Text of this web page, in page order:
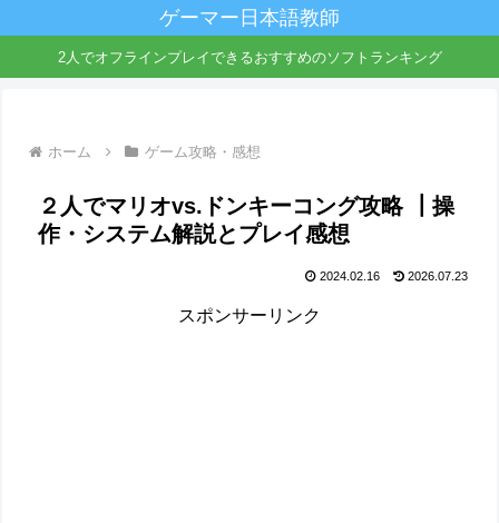
ゲーマー日本語教師
2人でオフラインプレイできるおすすめのソフトランキング
ホーム ゲーム攻略・感想
２人でマリオvs.ドンキーコング攻略 ┃操
作・システム解説とプレイ感想
2024.02.16 2026.07.23
スポンサーリンク